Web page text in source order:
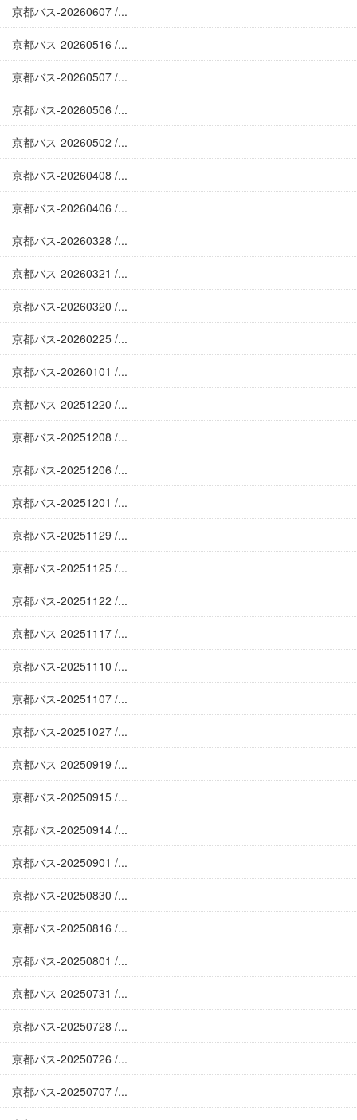
京都バス-20260607 /...
京都バス-20260516 /...
京都バス-20260507 /...
京都バス-20260506 /...
京都バス-20260502 /...
京都バス-20260408 /...
京都バス-20260406 /...
京都バス-20260328 /...
京都バス-20260321 /...
京都バス-20260320 /...
京都バス-20260225 /...
京都バス-20260101 /...
京都バス-20251220 /...
京都バス-20251208 /...
京都バス-20251206 /...
京都バス-20251201 /...
京都バス-20251129 /...
京都バス-20251125 /...
京都バス-20251122 /...
京都バス-20251117 /...
京都バス-20251110 /...
京都バス-20251107 /...
京都バス-20251027 /...
京都バス-20250919 /...
京都バス-20250915 /...
京都バス-20250914 /...
京都バス-20250901 /...
京都バス-20250830 /...
京都バス-20250816 /...
京都バス-20250801 /...
京都バス-20250731 /...
京都バス-20250728 /...
京都バス-20250726 /...
京都バス-20250707 /...